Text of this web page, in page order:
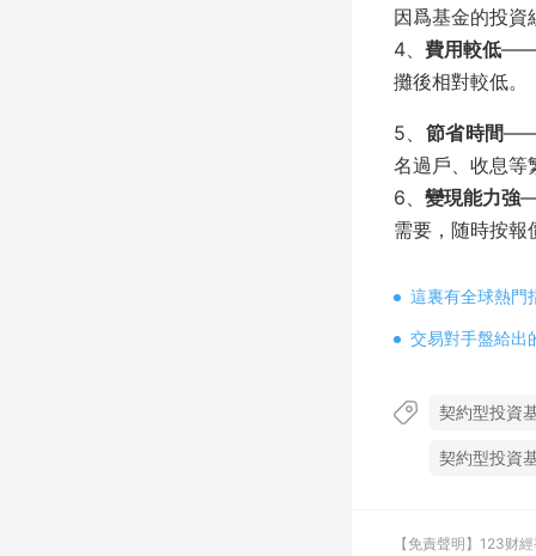
因爲基金的投資
4、費用較低——
攤後相對較低。
5、 節省時間——
名過戶、收息等
6、變現能力強
需要，随時按報
這裏有全球熱門
交易對手盤給出
契約型投資
契約型投資
【免責聲明】123财